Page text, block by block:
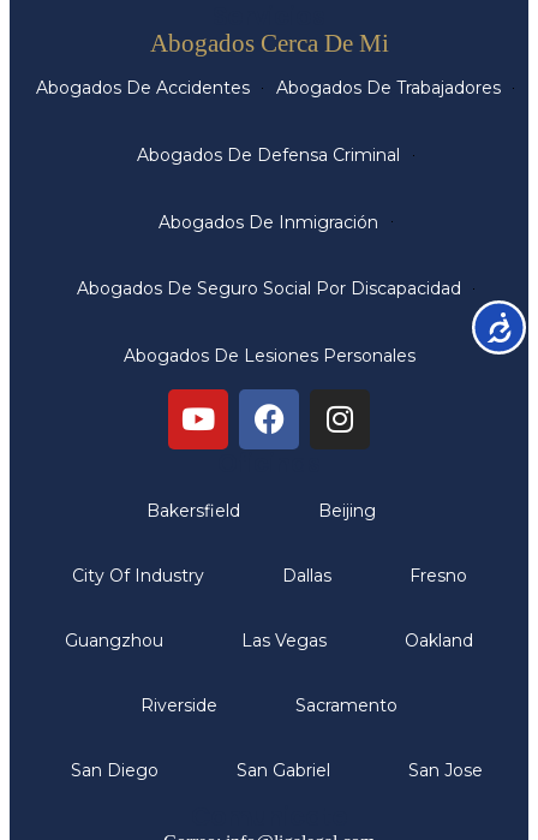
Abogados Cerca De Mi
Abogados De Accidentes Abogados De Trabajadores
Abogados De Defensa Criminal
Abogados De Inmigración
Abogados De Seguro Social Por Discapacidad
Abogados De Lesiones Personales
Bakersfield Beijing
City Of Industry Dallas Fresno
Guangzhou Las Vegas Oakland
Riverside Sacramento
San Diego San Gabriel San Jose